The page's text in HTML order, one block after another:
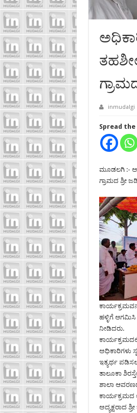
inmudalgi
Spread the
ಮೂಡಲಗಿ :-
ಗ್ರಾಮದ ಶ್ರೀ
ಹಳ್ಳಿಗೆ ಆಗಮಿಸಿ
ನೀಡಿದರು.
ಅಧಿಕಾರಿಗಳು
ಇತ್ಯರ್ಥ
ತಾಲೂಕಾ
ಶಾಲಾ
ಕಾರ್ಯಕ್ರಮದ
ಅದ್ಯಕ್ಷರಾದ